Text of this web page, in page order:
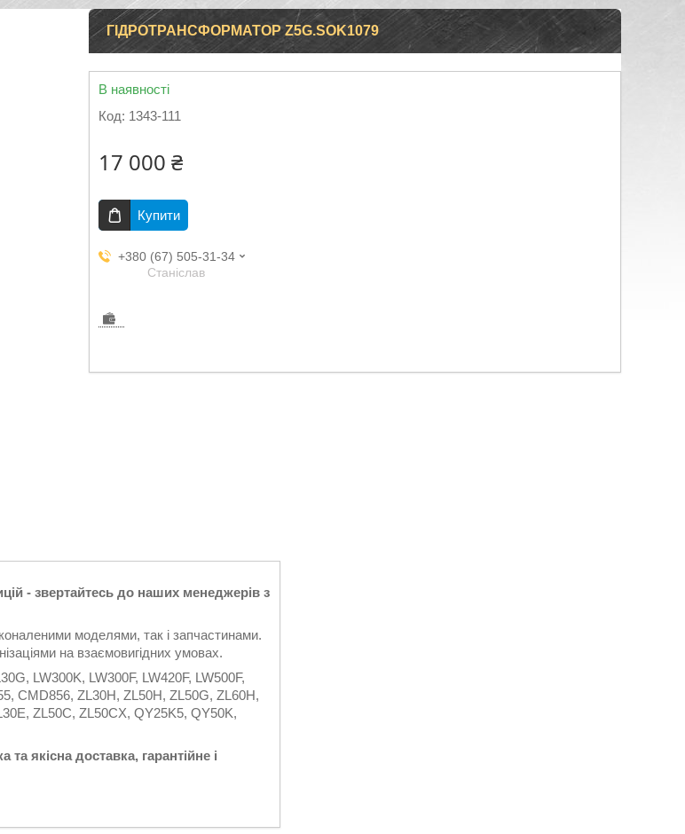
ГІДРОТРАНСФОРМАТОР Z5G.SOK1079
В наявності
Код: 1343-111
17 000 ₴
Купити
+380 (67) 505-31-34
Станіслав
- звертайтесь до наших менеджерів з
моделями, так і запчастинами.
на взаємовигідних умовах.
LW300K, LW300F, LW420F, LW500F,
CMD856, ZL30H, ZL50H, ZL50G, ZL60H,
ZL50C, ZL50CX, QY25K5, QY50K,
якісна доставка, гарантійне і